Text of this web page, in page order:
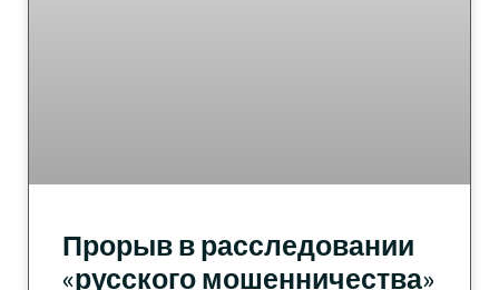
Прорыв в расследовании
«русского мошенничества»